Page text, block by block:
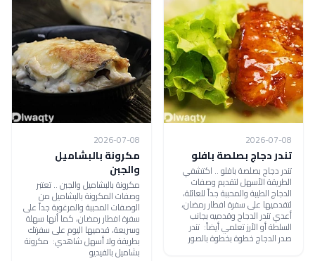
2026-07-08
تندر دجاج بصلصة بافلو
تندر دجاج بصلصة بافلو .. اكتشفي
الطريقة الأسهل لتقديم وصفات
الدجاج الطيبة والمحببة جداً للعائلة،
لتقدميها على سفرة افطار رمضان،
أعدي تندر الدجاج وقدميه بجانب
السلطة أو الأرز تعلمي أيضاً: تندر
صدر الدجاج خطوة بخطوة بالصور
2026-07-08
مكرونة بالبشاميل
والجبن
مكرونة بالبشاميل والجبن .. تعتبر
وصفات المكرونة بالبشاميل من
الوصفات المحببة والمرغوبة جداً على
سفرة افطار رمضان، كما أنها سهلة
وسريعة، قدميها اليوم على سفرتك
بطريقة ولا أسهل شاهدي: مكرونة
بشاميل بالفيديو